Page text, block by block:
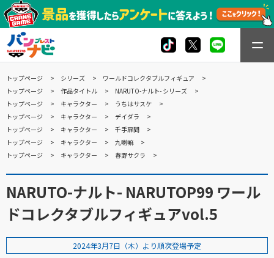
トップページ シリーズ
ワールドコレクタブルフィギュア
トップページ
作品タイトル
NARUTO-ナルト- シリーズ
トップページ
キャラクター
うちはサスケ
トップページ
キャラクター
デイダラ
トップページ
キャラクター
千手扉間
トップページ
キャラクター
九喇嘛
トップページ
キャラクター 春野サクラ
NARUTO-ナルト- NARUTOP99 ワール
ドコレクタブルフィギュアvol.5
2024年3月7日（木）より順次登場予定